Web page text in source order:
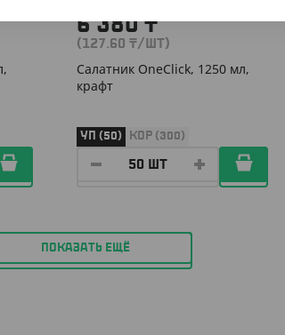
6 380₸
(127.60 ₸/ШТ)
Салатник OneClick, 1250 мл,
крафт
УП (50) КОР (300)
ПОКАЗАТЬ ЕЩЁ